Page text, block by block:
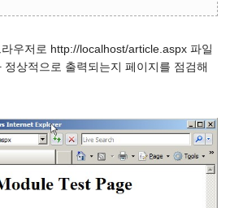
우저로 http://localhost/article.aspx 파일
상적으로 출력되는지 페이지를 점검해